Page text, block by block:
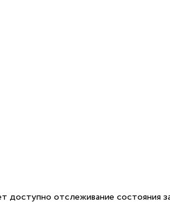
доступно отслеживание состояния